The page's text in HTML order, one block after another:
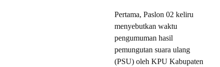
Pertama, Paslon 02 keliru
menyebutkan waktu
pengumuman hasil
pemungutan suara ulang
(PSU) oleh KPU Kabupaten